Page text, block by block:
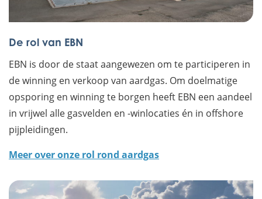
De rol van EBN
EBN is door de staat aangewezen om te participeren in
de winning en verkoop van aardgas. Om doelmatige
opsporing en winning te borgen heeft EBN een aandeel
in vrijwel alle gasvelden en -winlocaties én in offshore
pijpleidingen.
Meer over onze rol rond aardgas